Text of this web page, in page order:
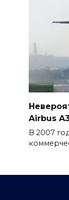
Airbus
В 2007